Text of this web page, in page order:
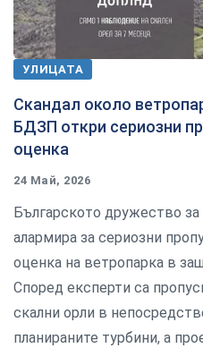
УЛИЦАТА
Скандал около
БДЗП откри сериозни
оценка
24 Май, 2026
Българското дружество
алармира за сериозни
оценка на ветропарка в
Според експерти са
скални орли в
планираните турбини, а